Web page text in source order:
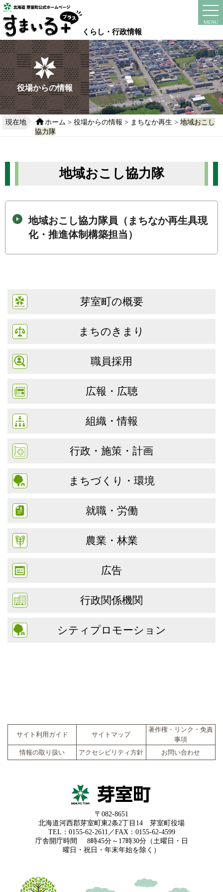
本
文
へ
移
動
る
くらし・行政情報
MENU
instagram
役場からの情報
現在地 ホーム >役場からの情報 > まちなか再生 >地域おこし
協力隊
地域おこし協力隊
地域おこし協力隊員（まちなか再生具現
化・推進体制構築担当）
芽室町の概要
まちのきまり
職員採用
広報・広聴
組織・情報
行政・施策・計画
まちづくり・環境
就職・労働
農業・林業
広告
行政関係機関
シティプロモーション
サイト利用ガイド サイトマップ
著作権・リンク・免責
事項
情報の取り扱い
アクセシビリティ方針 お問い合わせ
〒082-8651
北海道河西郡芽室町東2条2丁目14 芽室町役場
TEL：0155-62-2611／FAX：0155-62-4599
庁舎開庁時間
8時45分～17時30分（土曜日・日
曜日・祝日・年末年始を除く）